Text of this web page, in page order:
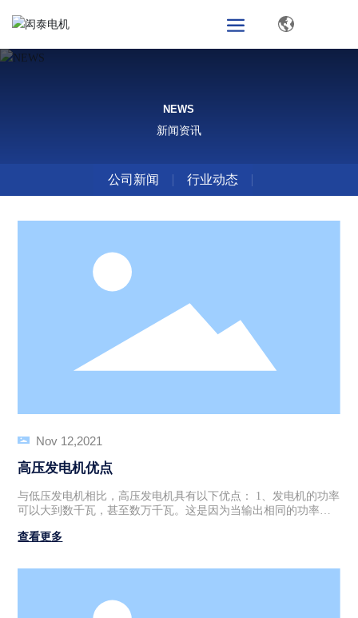
NEWS
新闻资讯
公司新闻 行业动态
Nov 12,2021
高压发电机优点
与低压发电机相比，高压发电机具有以下优点： 1、发电机的功率
可以大到数千瓦，甚至数万千瓦。这是因为当输出相同的功率
高压发电机绕组可以使用较小的线路直径。因此，高压发电机的
电源时，需要一个更大的定子槽，因为需要较厚的导线，这样定
小于低压发电机，线路损耗小，可以节省一定数量的电力消耗。
查看更多